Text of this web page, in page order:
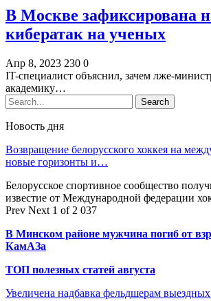
В Москве зафиксирована
кибератак на ученых
Апр 8, 2023 230 0
IT-специалист объяснил, зачем лже-
академику…
Новость дня
Возвращение белорусского хоккея на
новые горизонты и…
Белорусское спортивное сообщество
известие от Международной федерации
Prev Next 1 of 2 037
В Минском районе мужчина погиб от
КамАЗа
ТОП полезных статей августа
Увеличена надбавка фельдшерам